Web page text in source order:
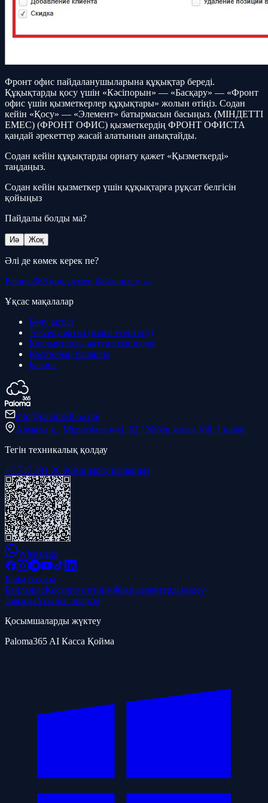
Фронт офис пайдаланушыларына құқықтар береді.
Құқықтарды қосу үшін «Кәсіпорын» — «Басқару» — «Фронт
офис үшін қызметкерлер құқықтары» жолын өтіңіз. Содан
кейін «Қосу» — «Элемент» батырмасын басыңыз. (МІНДЕТТІ
ЕМЕС) (ФРОНТ ОФИС) қызметкердің ФРОНТ ОФИСТА
қандай әрекеттер жасай алатынын анықтайды.
Содан кейін құқықтарды орнату қажет «Қызметкерді»
таңдаңыз.
Содан кейін қызметкер үшін құқықтарға рұқсат белгісін
қойыңыз
Пайдалы болды ма?
Иә Жоқ
Әлі де көмек керек пе?
Paloma365 қолдаумен байланысу →
Ұқсас мақалалар
Бөлу актісі
Тексеру актісі (өзара есептесу)
Қалдықтарды актуализациялау
Кәсіпорын балансы
Баланс
info@paloma365.com
Алматы қ., Мұратбаев к-сі, 62 / Жібек жолы 188, 1 қабат
Тегін техникалық қолдау
+7 747 391 26 66Қоңырау шалыңыз
WhatsApp
Білім базасы
БайланысҚосылуға өтінімЖеке деректерді өңдеу
саясатыҰсыныс шарты
Қосымшаларды жүктеу
Paloma365 AI Касса Қойма